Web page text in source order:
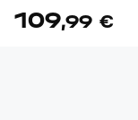
109,99 €